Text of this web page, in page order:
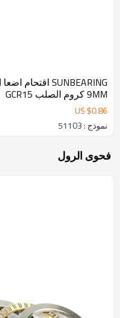
9MM كروم الصلب GCR15
US $0.86
نموذج : 51103
فحوى الرول